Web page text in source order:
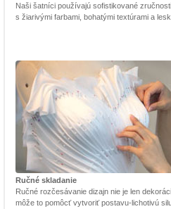
Naši šatníci používajú sofistikované
s žiarivými farbami, bohatými textúrami a
Ručné skladanie
Ručné rozčesávanie dizajn nie je len
môže to pomôcť vytvoriť postavu-lichotivú